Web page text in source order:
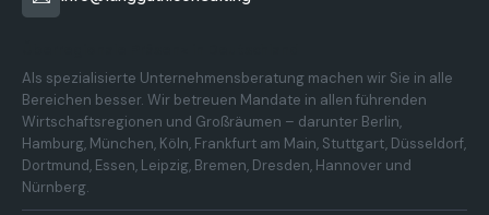
Als spezialisierte Unternehmensberatung machen wir Sie in alle
Bereichen besser. Wir betreuen Mandate in allen führenden
Wirtschaftsregionen und Großräumen – darunter Berlin,
Hamburg, München, Köln, Frankfurt am Main, Stuttgart, Düsseldorf,
Dortmund, Essen, Leipzig, Bremen, Dresden, Hannover und
Nürnberg.